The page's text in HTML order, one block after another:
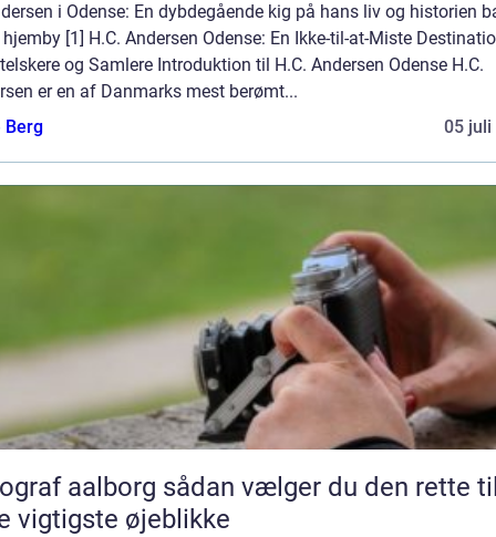
i Odense: En dybdegående kig på hans liv og historien
[1] H.C. Andersen Odense: En Ikke-til-at-Miste
og Samlere Introduktion til H.C. Andersen Odense H.C.
er en af Danmarks mest berømt...
Berg
05 juli
sådan vælger du den rette til
vigtigste øjeblikke